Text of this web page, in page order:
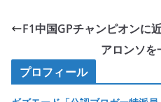
e
o
o
er et
F1中国GPチャンピオンに
アロンソを
プロフィール